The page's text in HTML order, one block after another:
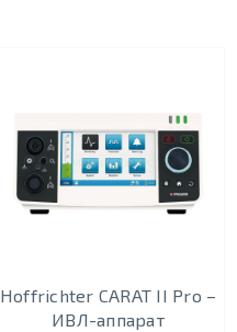
Hoffrichter CARAT II Pro –
ИВЛ-аппарат